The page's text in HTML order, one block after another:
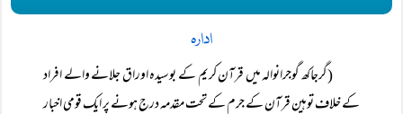
ادارہ
(گرجاکھ گوجرانوالہ میں قرآن کریم کے بوسیدہ اوراق جلانے والے افراد
کے خلاف توہین قرآن کے جرم کے تحت مقدمہ درج ہونے پر ایک قومی اخبار